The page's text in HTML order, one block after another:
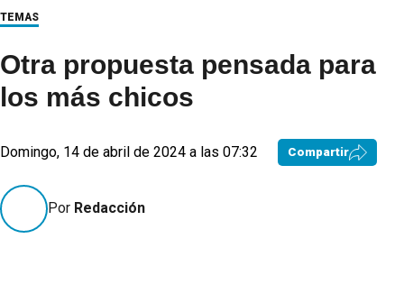
TEMAS
Otra propuesta pensada para
los más chicos
Domingo, 14 de abril de 2024 a las 07:32 Compartir
Por Redacción